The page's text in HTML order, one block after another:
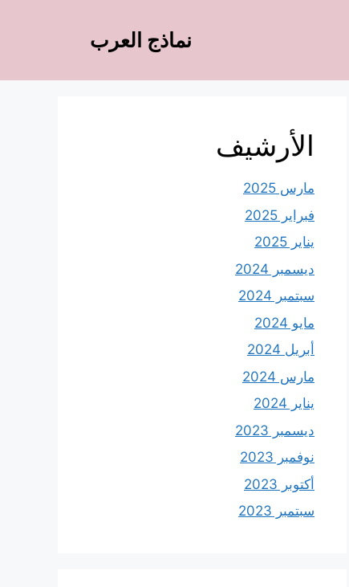
نماذج العرب
الأرشيف
مارس 2025
فبراير 2025
يناير 2025
ديسمبر 2024
سبتمبر 2024
مايو 2024
أبريل 2024
مارس 2024
يناير 2024
ديسمبر 2023
نوفمبر 2023
أكتوبر 2023
سبتمبر 2023